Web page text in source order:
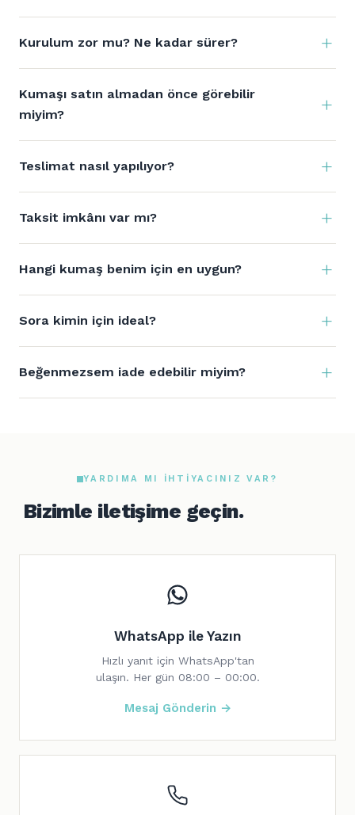
Kurulum zor mu? Ne kadar sürer?
Kumaşı satın almadan önce görebilir
miyim?
Teslimat nasıl yapılıyor?
Taksit imkânı var mı?
Hangi kumaş benim için en uygun?
Sora kimin için ideal?
Beğenmezsem iade edebilir miyim?
YARDIMA MI IHTIYACINIZ VAR?
Bizimle iletişime geçin.
WhatsApp ile Yazın
Hızlı yanıt için WhatsApp'tan
ulaşın. Her gün 08:00 – 00:00.
Mesaj Gönderin →